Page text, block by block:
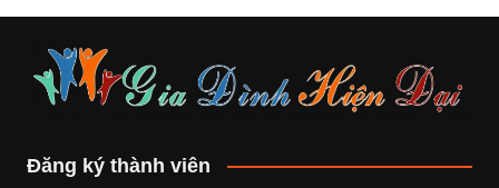
Đăng ký thành viên